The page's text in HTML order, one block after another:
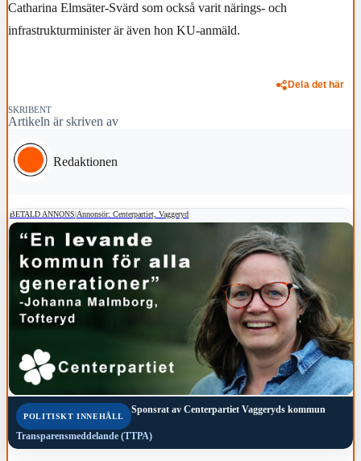
Catharina Elmsäter-Svärd som också varit närings- och
infrastrukturminister är även hon KU-anmäld.
Dela det här
SKRIBENT
Artikeln är skriven av
Redaktionen
BETALD ANNONS|Annonsör: Centerpartiet, Vaggeryd
POLITISKT INNEHÅLL
Sponsrat av Centerpartiet Vaggeryds kommun
Transparensmeddelande (TTPA)